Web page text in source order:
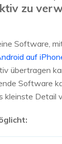
zu
Software,
auf
übertragen
Software
Detail